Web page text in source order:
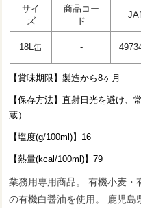
サイ
ズ
商品コー
ド
18L缶 -
【賞味期限】製造から8ヶ月
【保存方法】直射日光を避け、
蔵）
【塩度(g/100ml)】16
【熱量(kcal/100ml)】79
業務用専用商品。 有機小麦
の有機白醤油を使用。 鹿児